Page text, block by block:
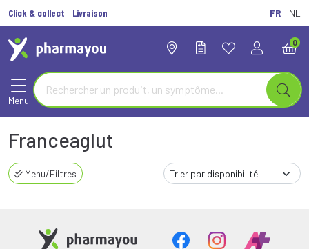
Click & collect Livraison FR NL
0
Menu
Franceaglut
Menu/Filtres